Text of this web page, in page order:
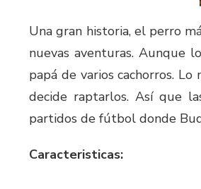
Una gran historia, el perro
nuevas aventuras. Aunque
papá de varios cachorros.
decide raptarlos. Así que
partidos de fútbol donde
Caracteristicas: